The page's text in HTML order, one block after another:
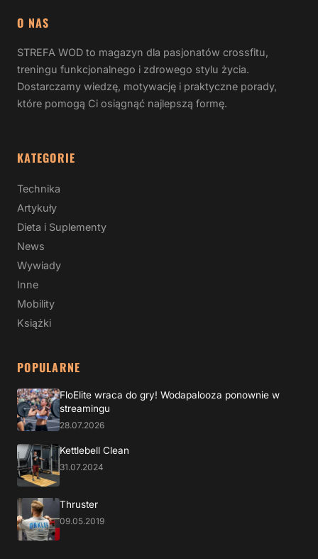
O NAS
STREFA WOD to magazyn dla pasjonatów crossfitu,
treningu funkcjonalnego i zdrowego stylu życia.
Dostarczamy wiedzę, motywację i praktyczne porady,
które pomogą Ci osiągnąć najlepszą formę.
KATEGORIE
Technika
Artykuły
Dieta i Suplementy
News
Wywiady
Inne
Mobility
Książki
POPULARNE
FloElite wraca do gry! Wodapalooza ponownie w
streamingu
28.07.2026
Kettlebell Clean
31.07.2024
Thruster
09.05.2019